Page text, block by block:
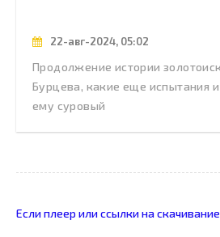
22-авг-2024, 05:02
Продолжение истории
Бурцева, какие еще испытания и
ему суровый
Если плеер или ссылки на